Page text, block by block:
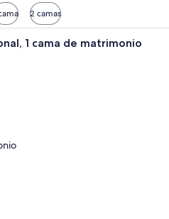
2 camas
Habitación de hotel con
1 cama de matrimonio